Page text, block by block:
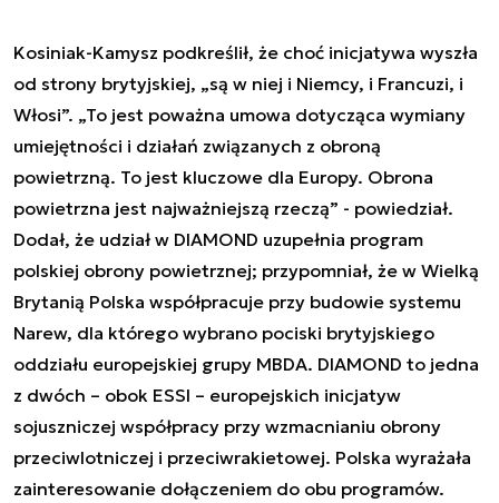
Kosiniak-Kamysz podkreślił, że choć inicjatywa wyszła
od strony brytyjskiej, „są w niej i Niemcy, i Francuzi, i
Włosi”. „To jest poważna umowa dotycząca wymiany
umiejętności i działań związanych z obroną
powietrzną. To jest kluczowe dla Europy. Obrona
powietrzna jest najważniejszą rzeczą” - powiedział.
Dodał, że udział w DIAMOND uzupełnia program
polskiej obrony powietrznej; przypomniał, że w Wielką
Brytanią Polska współpracuje przy budowie systemu
Narew, dla którego wybrano pociski brytyjskiego
oddziału europejskiej grupy MBDA. DIAMOND to jedna
z dwóch – obok ESSI – europejskich inicjatyw
sojuszniczej współpracy przy wzmacnianiu obrony
przeciwlotniczej i przeciwrakietowej. Polska wyrażała
zainteresowanie dołączeniem do obu programów.